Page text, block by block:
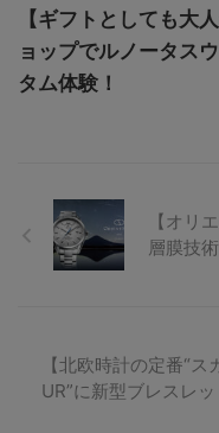
【ギフトとしても大
ョップでルノータス
タム体験！
【オリ
層膜技
【北欧時計の定番“ス
UR”に新型ブレスレ